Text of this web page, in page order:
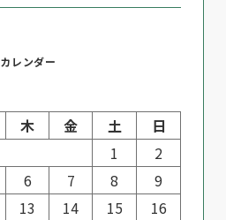
カレンダー
木 金 土
日
1
2
6 7 8
9
13 14 15
16